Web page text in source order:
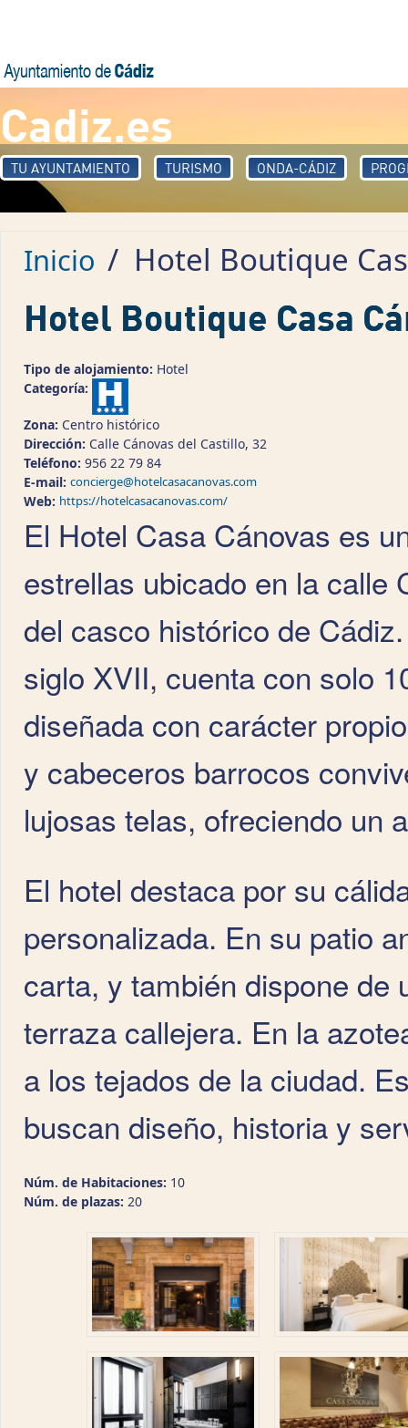
Cadiz.es
TU AYUNTAMIENTO TURISMO ONDA-CÁDIZ
Inicio / Hotel Boutique
Hotel Boutique Casa
Tipo de alojamiento: Hotel
Categoría:
Zona: Centro histórico
Dirección: Calle Cánovas del Castillo, 32
Teléfono: 956 22 79 84
E-mail: concierge@hotelcasacanovas.com
Web: https://hotelcasacanovas.com/
El Hotel Casa Cánovas es
estrellas ubicado en la calle
del casco histórico de
siglo XVII, cuenta con solo
diseñada con carácter
y cabeceros barrocos
lujosas telas, ofreciendo un
El hotel destaca por su
personalizada. En su patio
carta, y también dispone de
terraza callejera. En la
a los tejados de la ciudad.
buscan diseño, historia y
Núm. de Habitaciones: 10
Núm. de plazas: 20